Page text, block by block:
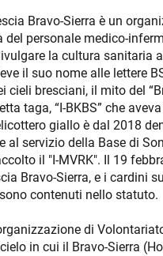
Bravo-Sierra è un
del personale medico-
la cultura sanitaria
il suo nome alle lettere
cieli bresciani, il mito del
taga, “I-BKBS” che
giallo è dal 2018
al servizio della Base di
il "I-MVRK". Il 19
Bravo-Sierra, e i cardini
contenuti nello statuto.
di
in cui il Bravo-Sierra